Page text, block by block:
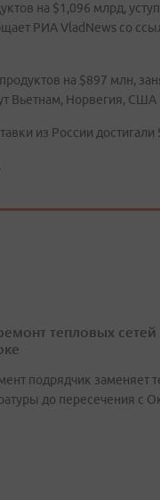
на $1,096 млрд,
РИА VladNews со
на $897 млн,
Вьетнам, Норвегия, США
из России
тепловых
подрядчик заменяет
до пересечения с